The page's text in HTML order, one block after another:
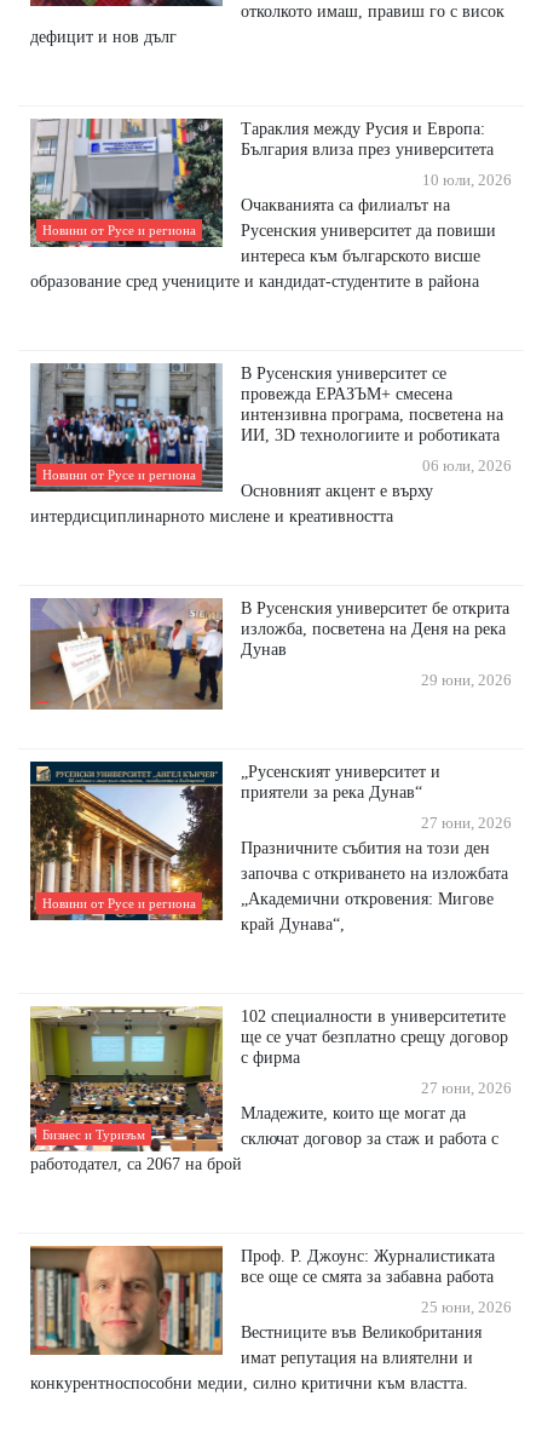
отколкото имаш, правиш го с висок
дефицит и нов дълг
Новини от Русе и региона
Тараклия между Русия и Европа:
България влиза през университета
10 юли, 2026
Очакванията са филиалът на
Русенския университет да повиши
интереса към българското висше
образование сред учениците и кандидат-студентите в района
Новини от Русе и региона
В Русенския университет се
провежда ЕРАЗЪМ+ смесена
интензивна програма, посветена на
ИИ, 3D технологиите и роботиката
06 юли, 2026
Основният акцент е върху
интердисциплинарното мислене и креативността
В Русенския университет бе открита
изложба, посветена на Деня на река
Дунав
29 юни, 2026
Новини от Русе и региона
„Русенският университет и
приятели за река Дунав“
27 юни, 2026
Празничните събития на този ден
започва с откриването на изложбата
„Академични откровения: Мигове
край Дунава“,
Бизнес и Туризъм
102 специалности в университетите
ще се учат безплатно срещу договор
с фирма
27 юни, 2026
Младежите, които ще могат да
сключат договор за стаж и работа с
работодател, са 2067 на брой
Проф. Р. Джоунс: Журналистиката
все още се смята за забавна работа
25 юни, 2026
Вестниците във Великобритания
имат репутация на влиятелни и
конкурентноспособни медии, силно критични към властта.